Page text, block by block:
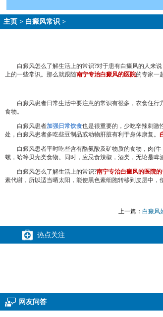
主页 > 白癜风常识 >
白癜风怎么了解生活上的常识?对于患有白癜风的人来说
上的一些常识。那么就跟随南宁专治白癜风的医院的专家一
白癜风患者日常生活中要注意的常识有很多，衣食住行
食物。
白癜风患者加强日常饮食也是很重要的，少吃辛辣刺激
处，白癜风患者多吃些豆制品或动物肝脏有利于身体康复。
白癜风患者平时吃些含有酪氨酸及矿物质的食物，肉(牛
螺，蛤等贝壳类食物。同时，应忌食辣椒，酒类，无论是啤
白癜风怎么了解生活上的常识?南宁专治白癜风的医院的
素代谢，所以适当晒太阳，能使黑色素细胞转移到皮层中
上一篇： 白癜风
热点关注
网友问答